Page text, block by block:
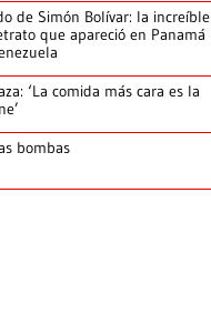
de Simón Bolívar: la increíble
que apareció en Panamá
‘La comida más cara es la
bombas